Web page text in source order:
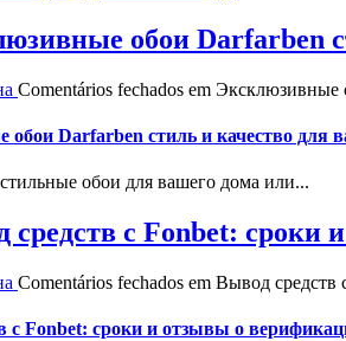
обои Darfarben
Comentários fechados em Эксклюзивные
обои Darfarben стиль и качество для
обои для вашего дома или...
средств с Fonbet: сроки
Comentários fechados em Вывод средств
с Fonbet: сроки и отзывы о